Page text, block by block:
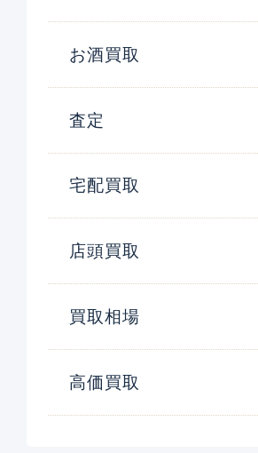
お酒買取
査定
宅配買取
店頭買取
買取相場
高価買取